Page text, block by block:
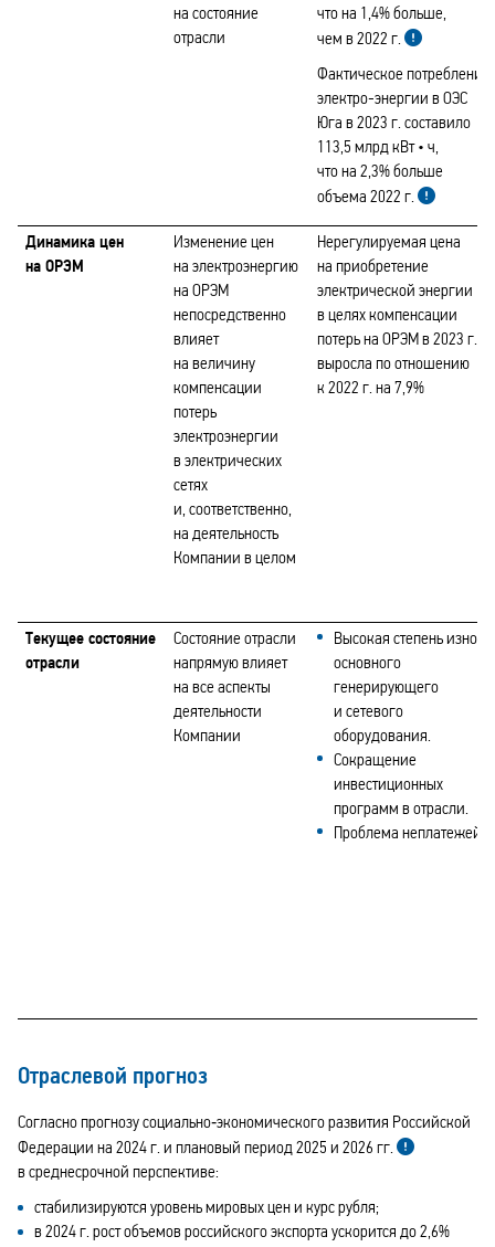
на состояние
отрасли
что на 1,4% больше,
чем в 2022 г.
Фактическое потребление
электро-энергии в ОЭС
Юга в 2023 г. составило
113,5 млрд кВт • ч,
что на 2,3% больше
объема 2022 г.
Динамика цен
на ОРЭМ
Изменение цен
на электроэнергию
на ОРЭМ
непосредственно
влияет
на величину
компенсации
потерь
электроэнергии
в электрических
сетях
и, соответственно,
на деятельность
Компании в целом
Нерегулируемая цена
на приобретение
электрической энергии
в целях компенсации
потерь на ОРЭМ в 2023 г.
выросла по отношению
к 2022 г. на 7,9%
Текущее состояние
отрасли
Состояние отрасли
напрямую влияет
на все аспекты
деятельности
Компании
Высокая степень износа
основного
генерирующего
и сетевого
оборудования.
Сокращение
инвестиционных
программ в отрасли.
Проблема неплатежей
Отраслевой прогноз
Согласно прогнозу социально‑экономического развития Российской
Федерации на 2024 г. и плановый период 2025 и 2026 гг.
в среднесрочной перспективе:
стабилизируются уровень мировых цен и курс рубля;
в 2024 г. рост объемов российского экспорта ускорится до 2,6%